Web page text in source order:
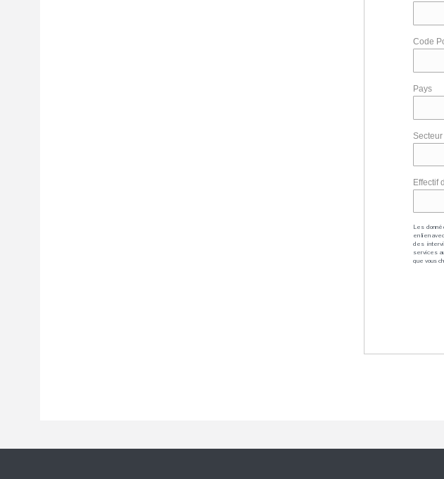
Code
Pays
Effectif
Les
en lien
des
services
que vous